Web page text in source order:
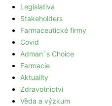
Legislativa
Stakeholders
Farmaceutické firmy
Covid
Adman´s Choice
Farmacie
Aktuality
Zdravotnictví
Věda a výzkum